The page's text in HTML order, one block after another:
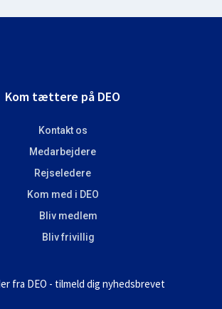
Kom tættere på DEO
Kontakt os
Medarbejdere
Rejseledere
Kom med i DEO
Bliv medlem
Bliv frivillig
fra DEO - tilmeld dig nyhedsbrevet